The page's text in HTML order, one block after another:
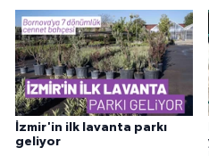
İzmir'in ilk lavanta parkı
geliyor